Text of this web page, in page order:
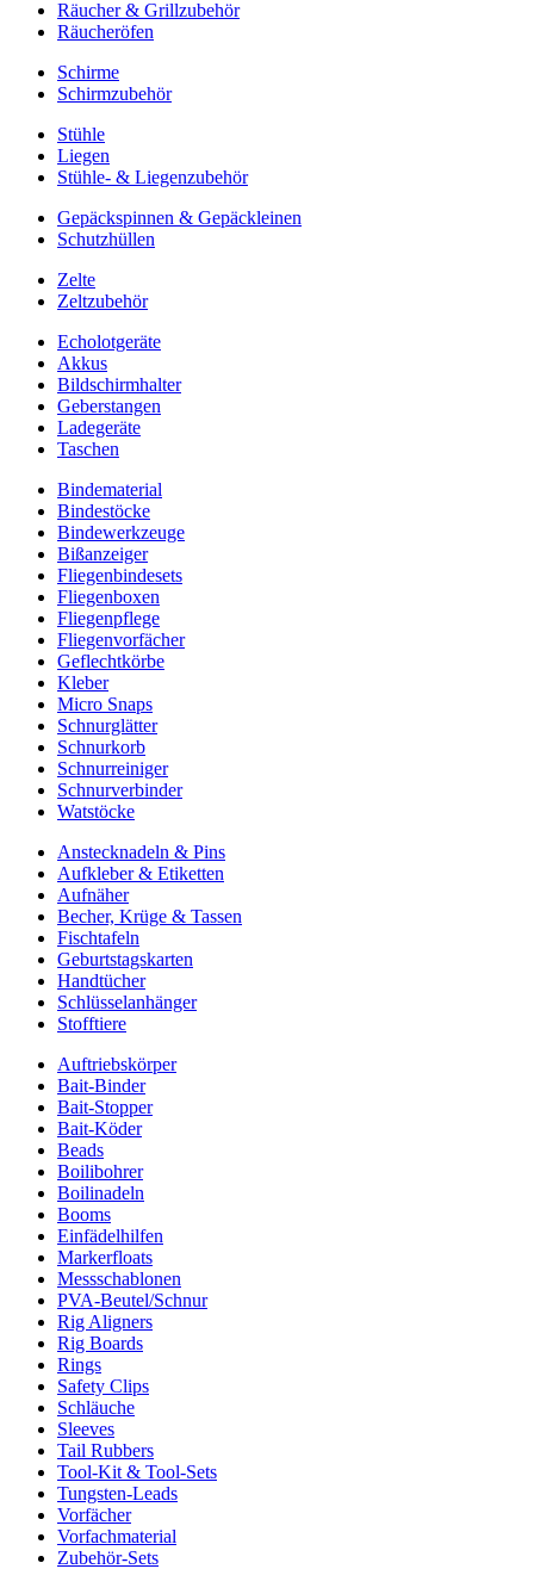
Räucher & Grillzubehör
Räucheröfen
Schirme
Schirmzubehör
Stühle
Liegen
Stühle- & Liegenzubehör
Gepäckspinnen & Gepäckleinen
Schutzhüllen
Zelte
Zeltzubehör
Echolotgeräte
Akkus
Bildschirmhalter
Geberstangen
Ladegeräte
Taschen
Bindematerial
Bindestöcke
Bindewerkzeuge
Bißanzeiger
Fliegenbindesets
Fliegenboxen
Fliegenpflege
Fliegenvorfächer
Geflechtkörbe
Kleber
Micro Snaps
Schnurglätter
Schnurkorb
Schnurreiniger
Schnurverbinder
Watstöcke
Anstecknadeln & Pins
Aufkleber & Etiketten
Aufnäher
Becher, Krüge & Tassen
Fischtafeln
Geburtstagskarten
Handtücher
Schlüsselanhänger
Stofftiere
Auftriebskörper
Bait-Binder
Bait-Stopper
Bait-Köder
Beads
Boilibohrer
Boilinadeln
Booms
Einfädelhilfen
Markerfloats
Messschablonen
PVA-Beutel/Schnur
Rig Aligners
Rig Boards
Rings
Safety Clips
Schläuche
Sleeves
Tail Rubbers
Tool-Kit & Tool-Sets
Tungsten-Leads
Vorfächer
Vorfachmaterial
Zubehör-Sets